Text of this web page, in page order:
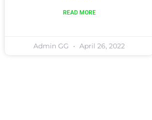
READ MORE
Admin GG April 26, 2022